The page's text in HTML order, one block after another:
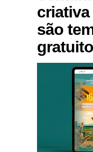
são
gratuito